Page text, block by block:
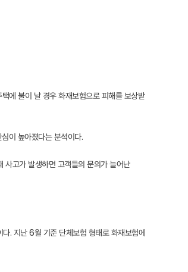
에 불이 날 경우 화재보험으로 피해를 보상받
이 높아졌다는 분석이다.
사고가 발생하면 고객들의 문의가 늘어난
. 지난 6월 기준 단체보험 형태로 화재보험에